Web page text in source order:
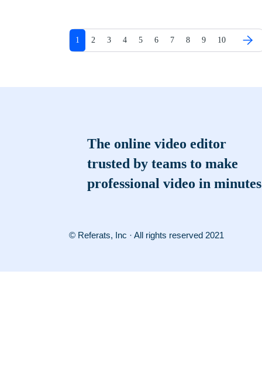
1 2 3 4 5 6 7 8 9 10
The online video editor
trusted by teams to make
professional video in minutes
© Referats, Inc · All rights reserved 2021